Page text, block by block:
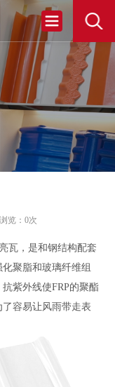
浏览：0次
瓦，是和钢结构配套
聚脂和玻璃纤维组
紫外线使FRP的聚酯
容易让风雨带走表